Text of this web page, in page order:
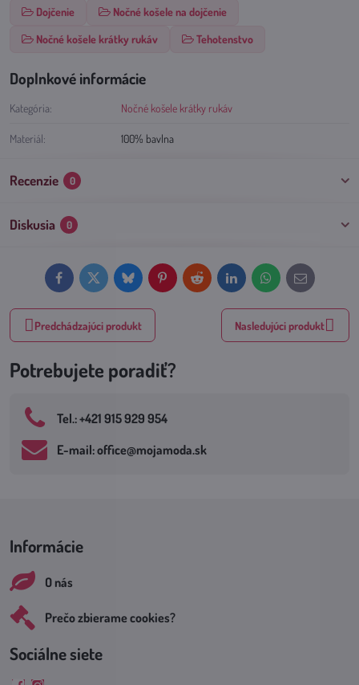
Dojčenie
Nočné košele na dojčenie
Nočné košele krátky rukáv
Tehotenstvo
Doplnkové informácie
Kategória: Nočné košele krátky rukáv
Materiál: 100% bavlna
Recenzie 0
Diskusia 0
FacebookTwitter BlueskyPinterestReddit LinkedInWhatsApp
E-
mail
Predchádzajúci produkt Nasledujúci produkt
Potrebujete poradiť?
Tel​.: +421 915 929 954
E-mail: office​@mojamoda​.sk
Informácie
O nás
Prečo zbierame cookies?
Sociálne siete